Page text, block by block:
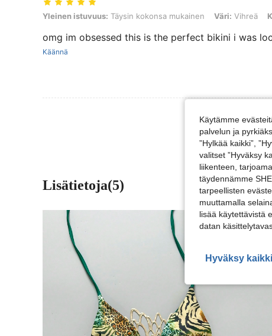
Yleinen istuvuus: Täysin kokonsa mukainen, Väri: Vihreä, Koko: M
Yleinen istuvuus: Täysin kokonsa mukainen Väri: Vihreä
omg im obsessed this is the perfect bikini i was
Käännä
Lisätietoja(5)
Käytämme
palvelun ja
”Hylkää kaikki”,
valitset ”Hyväksy
liikenteen,
täydennämme
tarpeellisten
muuttamalla
lisää käytettävistä
datan
Hyväksy kaikki